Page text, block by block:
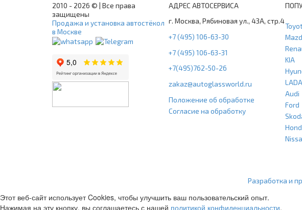
2010 - 2026 © | Все права
защищены
Продажа и установка автостёкол
в Москве
АДРЕС АВТОСЕРВИСА
г. Москва, Рябиновая ул., 43А, стр.4
+7 (495) 106-63-30
+7 (495) 106-63-31
+7(495)762-50-26
zakaz@autoglassworld.ru
Положение об обработке
Согласие на обработку
KIA
LADA
Audi
Ford
Разработка и
Этот веб-сайт использует Cookies, чтобы улучшить ваш пользовательский опыт.
Нажимая на эту кнопку, вы соглашаетесь с нашей политикой конфиденциальности.